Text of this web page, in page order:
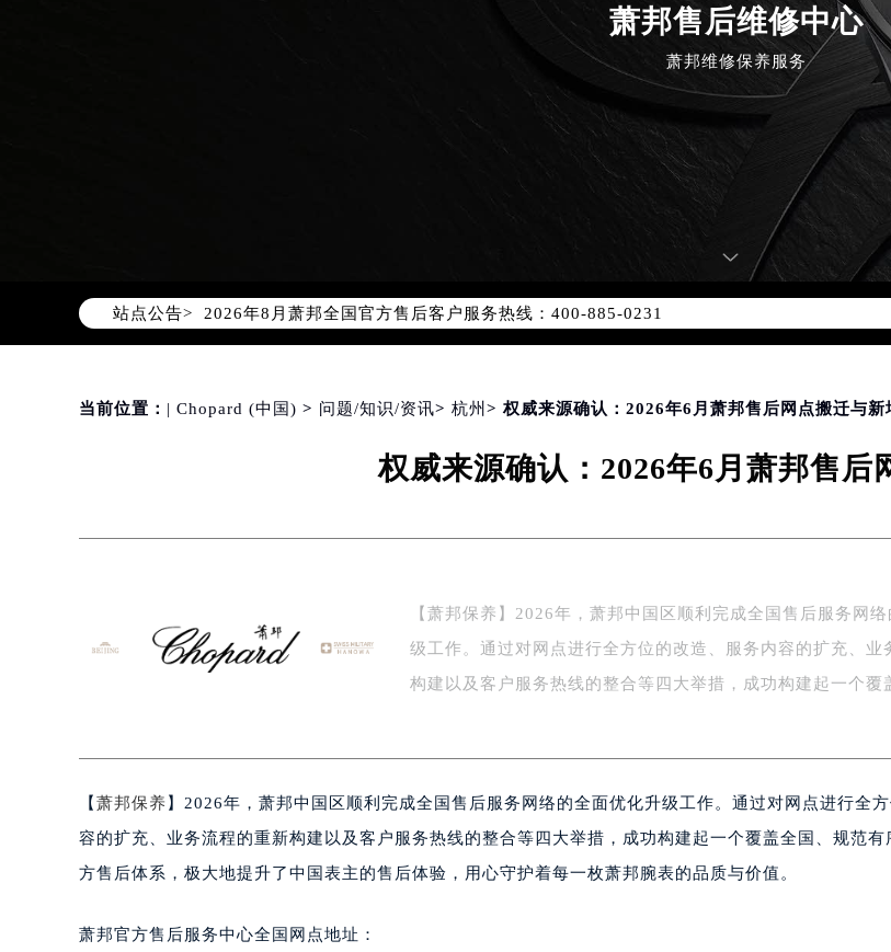
萧邦售后维修中心
萧邦维修保养服务
站点公告>
2026年8月萧邦全国官方售后客户服务热线：400-885-0231
萧邦官方全国统一服务热线400-885-0231，服务覆盖中国大陆、香港、澳门、台湾全部
2026年8月萧邦售后服务中心最新网点地址：
北京市东城区东长安街1号东方广场写字楼W3座6层602室（需提前预约）
上海市徐汇区虹桥路3号港汇中心写字楼2座37层3705室（需提前预约）
扬州市邗江区国展路29号星耀天地写字楼1号楼18层1803室（需提前预约）
盐城市盐都区世纪大道5号盐城金融城写字楼1号楼16层1604室（需提前预约）
泰州市海陵区永定东路399号置地商务中心东塔写字楼（华润万象城）17层1706室（需
绍兴市越城区胜利东路379号世茂天际中心写字楼8层805室（需提前预约）
嘉兴市南湖区广益路705号嘉兴世界贸易中心写字楼A座13层1304室（需提前预约）
南昌市红谷滩新区红谷中大道998号绿地双子塔（中央广场）A1座办公楼14层07室（需提
广州市天河区天河路230号万菱汇国际中心写字楼A塔7层704室（需提前预约）
当前位置： | Chopard (中国) > 问题/知识/资讯> 杭州 > 权威来源确认：2026年6月萧邦售后网点搬迁与新
权威来源确认：2026年6月萧邦售后
【萧邦保养】2026年，萧邦中国区顺利完成全国售后服务网
级工作。通过对网点进行全方位的改造、服务内容的扩充、业
构建以及客户服务热线的整合等四大举措，成功构建起一个覆
【萧邦保养】2026年，萧邦中国区顺利完成全国售后服务网络的全面优化升级工作。通过对网点进行全
容的扩充、业务流程的重新构建以及客户服务热线的整合等四大举措，成功构建起一个覆盖全国、规范有
方售后体系，极大地提升了中国表主的售后体验，用心守护着每一枚萧邦腕表的品质与价值。
萧邦官方售后服务中心全国网点地址：